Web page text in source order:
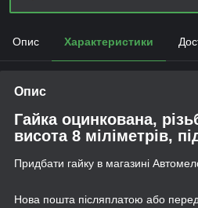
Опис Характеристики
Опис
Гайка оцинкована,
висота 8 міліметрів,
Придбати гайку в магазині
Нова пошта післяплатою або